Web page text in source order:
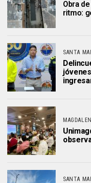
Obra
ritmo:
SANTA
SANTA